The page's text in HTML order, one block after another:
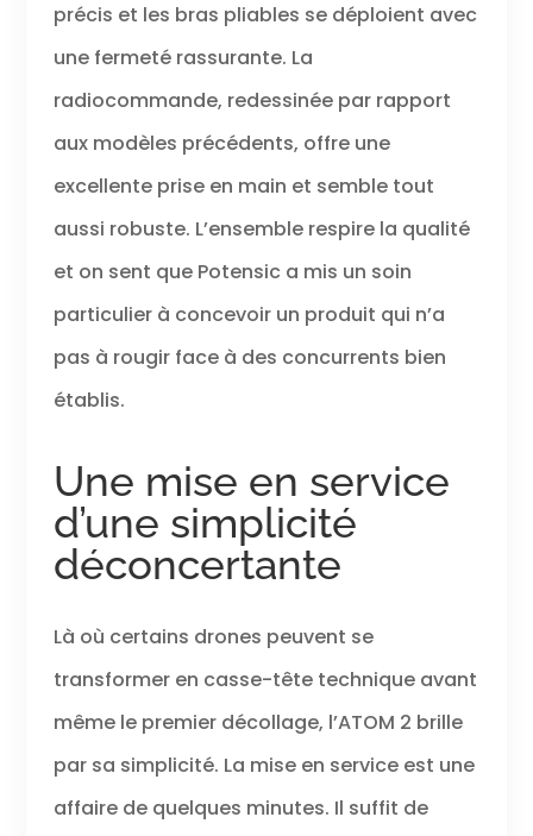
précis et les bras pliables se déploient avec
une fermeté rassurante. La
radiocommande, redessinée par rapport
aux modèles précédents, offre une
excellente prise en main et semble tout
aussi robuste. L’ensemble respire la qualité
et on sent que Potensic a mis un soin
particulier à concevoir un produit qui n’a
pas à rougir face à des concurrents bien
établis.
Une mise en service
d’une simplicité
déconcertante
Là où certains drones peuvent se
transformer en casse-tête technique avant
même le premier décollage, l’ATOM 2 brille
par sa simplicité. La mise en service est une
affaire de quelques minutes. Il suffit de